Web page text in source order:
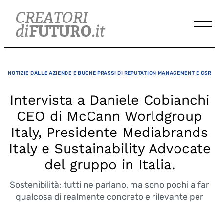
content
NOTIZIE DALLE AZIENDE E BUONE PRASSI DI REPUTATION MANAGEMENT E CSR
Intervista a Daniele Cobianchi
CEO di McCann Worldgroup
Italy, Presidente Mediabrands
Italy e Sustainability Advocate
del gruppo in Italia.
Sostenibilità: tutti ne parlano, ma sono pochi a far
qualcosa di realmente concreto e rilevante per